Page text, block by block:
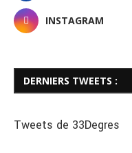
INSTAGRAM
DERNIERS TWEETS :
Tweets de 33Degres